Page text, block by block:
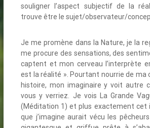
souligner l’aspect subjectif de la
trouve être le sujet/observateur/
Je me promène dans la Nature, je la
me procure des sensations, des
captent et mon cerveau l’interprète
est la réalité ». Pourtant nourrie de ma
histoire, mon imaginaire y voit autre
vous y verriez. Je vois La Grande
(Méditation 1) et plus exactement cet
que j’imagine aurait vécu les